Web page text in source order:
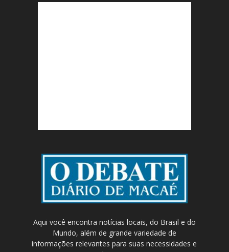
Aqui você encontra notícias locais, do Brasil e do
Mundo, além de grande variedade de
informações relevantes para suas necessidades e